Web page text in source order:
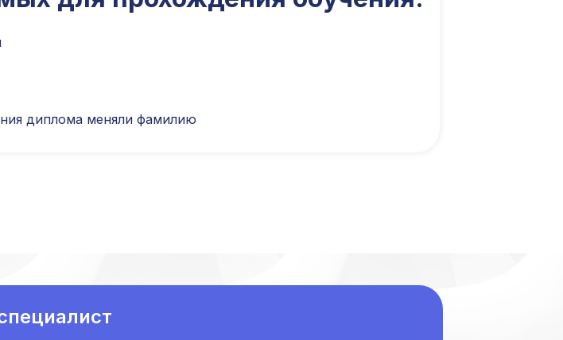
диплома меняли фамилию